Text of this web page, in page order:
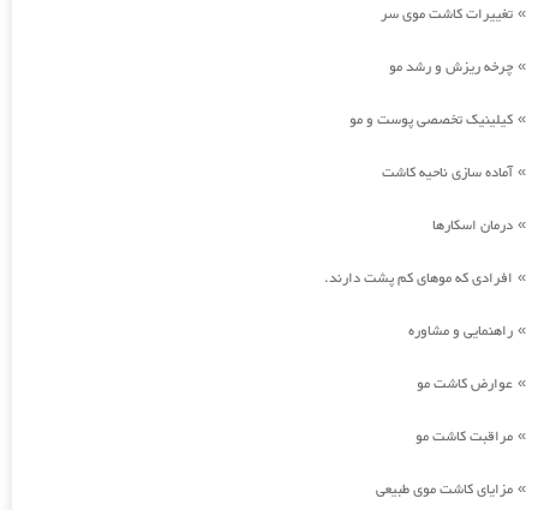
» تغییرات کاشت موی سر
» چرخه ریزش و رشد مو
» کیلینیک تخصصی پوست و مو
»آماده سازی ناحیه کاشت
» درمان اسکارها
» افرادی که موهای کم پشت دارند.
» راهنمایی و مشاوره
» عوارض کاشت مو
» مراقبت کاشت مو
» مزایای کاشت موی طبیعی